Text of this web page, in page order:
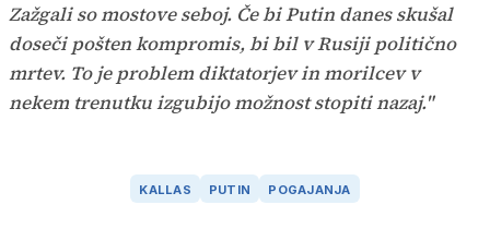
Zažgali so mostove seboj. Če bi Putin danes skušal
doseči pošten kompromis, bi bil v Rusiji politično
mrtev. To je problem diktatorjev in morilcev v
nekem trenutku izgubijo možnost stopiti nazaj."
KALLAS PUTIN POGAJANJA